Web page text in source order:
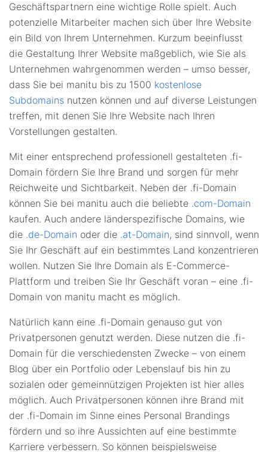
Geschäftspartnern eine wichtige Rolle spielt. Auch
potenzielle Mitarbeiter machen sich über Ihre Website
ein Bild von Ihrem Unternehmen. Kurzum beeinflusst
die Gestaltung Ihrer Website maßgeblich, wie Sie als
Unternehmen wahrgenommen werden – umso besser,
dass Sie bei manitu bis zu 1500 kostenlose
Subdomains nutzen können und auf diverse Leistungen
treffen, mit denen Sie Ihre Website nach Ihren
Vorstellungen gestalten.
Mit einer entsprechend professionell gestalteten .fi-
Domain fördern Sie Ihre Brand und sorgen für mehr
Reichweite und Sichtbarkeit. Neben der .fi-Domain
können Sie bei manitu auch die beliebte .com-Domain
kaufen. Auch andere länderspezifische Domains, wie
die .de-Domain oder die .at-Domain, sind sinnvoll, wenn
Sie Ihr Geschäft auf ein bestimmtes Land konzentrieren
wollen. Nutzen Sie Ihre Domain als E-Commerce-
Plattform und treiben Sie Ihr Geschäft voran – eine .fi-
Domain von manitu macht es möglich.
Natürlich kann eine .fi-Domain genauso gut von
Privatpersonen genutzt werden. Diese nutzen die .fi-
Domain für die verschiedensten Zwecke ­– von einem
Blog über ein Portfolio oder Lebenslauf bis hin zu
sozialen oder gemeinnützigen Projekten ist hier alles
möglich. Auch Privatpersonen können ihre Brand mit
der .fi-Domain im Sinne eines Personal Brandings
fördern und so ihre Aussichten auf eine bestimmte
Karriere verbessern. So können beispielsweise